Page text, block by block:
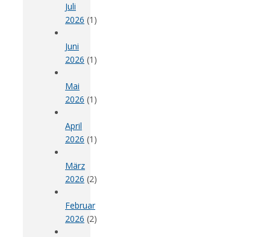
Juli
2026 (1)
Juni
2026 (1)
Mai
2026 (1)
April
2026 (1)
März
2026 (2)
Februar
2026 (2)